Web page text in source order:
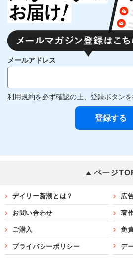
メールアドレス
利用規約を必ず確認の上、登録ボタンを
ページ
デイリー新潮とは？ 広
お問い合わせ 著
ご購入 免
プライバシーポリシー デ